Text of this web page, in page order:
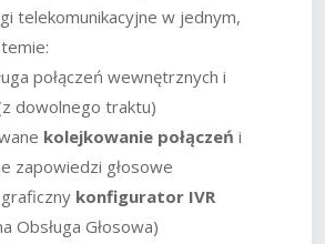
telekomunikacyjne w jednym,
połączeń wewnętrznych i
dowolnego traktu)
kolejkowanie połączeń i
zapowiedzi głosowe
konfigurator IVR
Obsługa Głosowa)